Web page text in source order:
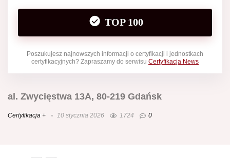
TOP 100
Poszukujesz najnowszych informacji o certyfikacji i jednostkach
certyfikacyjnych? Zapraszamy do serwisu Certyfikacja News
al. Zwycięstwa 13A, 80-219 Gdańsk
Certyfikacja + 10 stycznia 2026 1724 0